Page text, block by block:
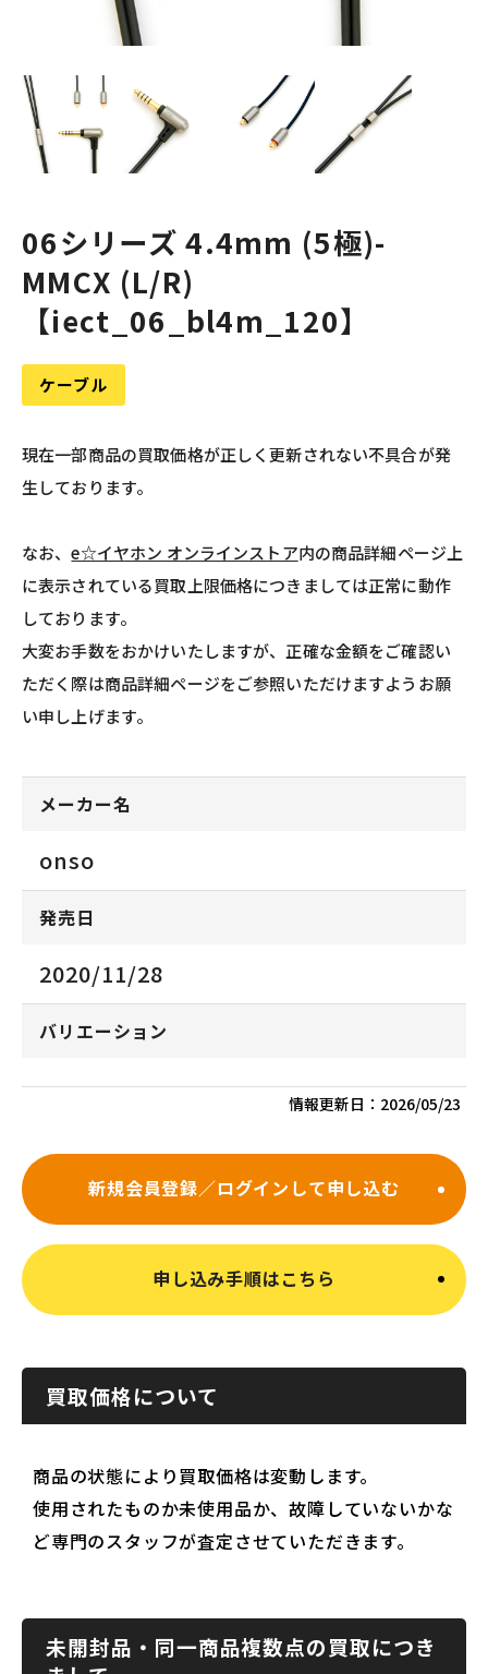
06シリーズ 4.4mm (5極)-
MMCX (L/R)
【iect_06_bl4m_120】
ケーブル
現在一部商品の買取価格が正しく更新されない不具合が発
生しております。
なお、e☆イヤホン オンラインストア内の商品詳細ページ上
に表示されている買取上限価格につきましては正常に動作
しております。
大変お手数をおかけいたしますが、正確な金額をご確認い
ただく際は商品詳細ページをご参照いただけますようお願
い申し上げます。
メーカー名
onso
発売日
2020/11/28
バリエーション
情報更新日： 2026/05/23
新規会員登録／ログインして申し込む
申し込み手順はこちら
買取価格について
商品の状態により買取価格は変動します。
使用されたものか未使用品か、故障していないかな
ど専門のスタッフが査定させていただきます。
未開封品・同一商品複数点の買取につき